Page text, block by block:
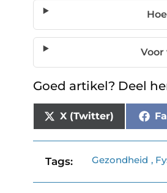
Voor
Goed artikel? Deel
X (Twitter)
Tags: Gezondheid ,